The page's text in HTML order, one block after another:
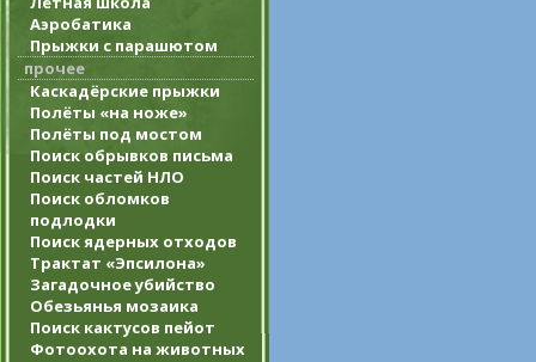
Аэробатика
Прыжки с парашютом
прочее
Каскадёрские прыжки
Полёты «на ноже»
Полёты под мостом
Поиск обрывков письма
Поиск частей НЛО
Поиск обломков
подлодки
Поиск ядерных отходов
Трактат «Эпсилона»
Загадочное убийство
Обезьянья мозаика
Поиск кактусов пейот
Фотоохота на животных